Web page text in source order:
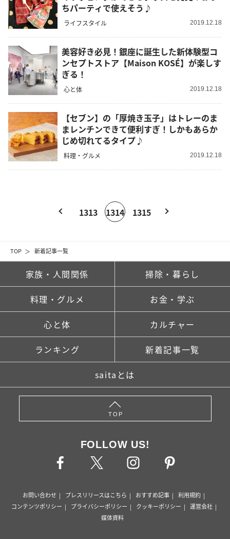
TOP 新着記事一覧
ちパーティで使えそう♪
ライフスタイル 2019.12.18
美容好き必見！銀座に誕生した新体験型コ
ンセプトストア【Maison KOSÉ】が楽しす
ぎる！
心と体 2019.12.18
【セブン】の「厚焼き玉子」はトレーのま
まレンチンできて便利すぎ！しかもあらか
じめ切れてるタイプ♪
料理・グルメ 2019.12.18
1313 1314 1315
家族・人間関係 掃除・暮らし
料理・グルメ お金・学ぶ
心と体 カルチャー
ランキング 新着記事一覧
saitaとは
TOP
FOLLOW US!
お問い合わせ プレスリリースはこちら おすすめ記事
利用規約
コンテンツポリシー
プライバシーポリシー クッキーポリシー
運営会社
媒体資料